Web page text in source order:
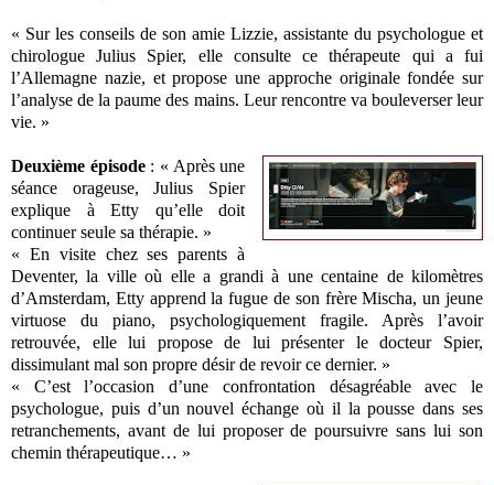
« Sur les conseils de son amie Lizzie, assistante du psychologue et
chirologue Julius Spier, elle consulte ce thérapeute qui a fui
l’Allemagne nazie, et propose une approche originale fondée sur
l’analyse de la paume des mains. Leur rencontre va bouleverser leur
vie. »
Deuxième épisode : « Après une
séance orageuse, Julius Spier
explique à Etty qu’elle doit
continuer seule sa thérapie. »
« En visite chez ses parents à
Deventer, la ville où elle a grandi à une centaine de kilomètres
d’Amsterdam, Etty apprend la fugue de son frère Mischa, un jeune
virtuose du piano, psychologiquement fragile. Après l’avoir
retrouvée, elle lui propose de lui présenter le docteur Spier,
dissimulant mal son propre désir de revoir ce dernier. »
« C’est l’occasion d’une confrontation désagréable avec le
psychologue, puis d’un nouvel échange où il la pousse dans ses
retranchements, avant de lui proposer de poursuivre sans lui son
chemin thérapeutique… »